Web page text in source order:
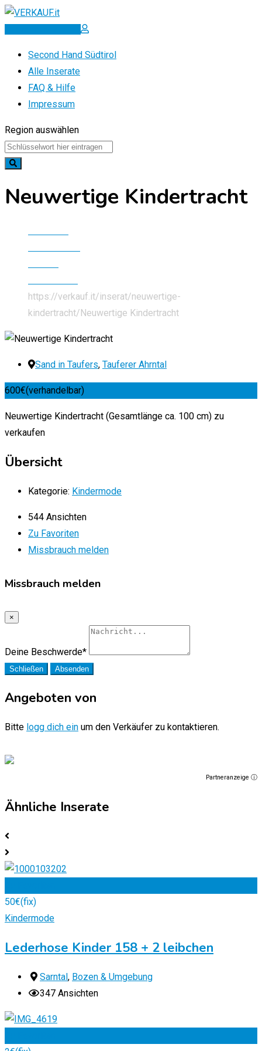
Zum
Inserat erstellen
Second Hand Südtirol
Alle Inserate
FAQ & Hilfe
Impressum
Region auswählen
Neuwertige Kindertracht
https://verkauf.it/inserat/neuwertige-
kindertracht/ Neuwertige Kindertracht
Sand in Taufers, Tauferer Ahrntal
600€(verhandelbar)
Neuwertige Kindertracht (Gesamtlänge ca. 100 cm) zu
verkaufen
Übersicht
Kategorie: Kindermode
544 Ansichten
Zu Favoriten
Missbrauch melden
Missbrauch melden
×
Deine Beschwerde*
Schließen Absenden
Angeboten von
Bitte logg dich ein um den Verkäufer zu kontaktieren.
Partneranzeige ⓘ
Ähnliche Inserate
50€(fix)
Kindermode
Lederhose Kinder 158 + 2 leibchen
Sarntal , Bozen & Umgebung
347 Ansichten